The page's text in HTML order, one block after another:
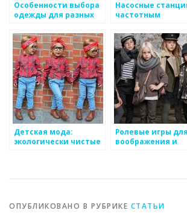
Особенности выбора
одежды для разных
Насосные
частотным
инновационные
решения для
комфорта и
эффективности
Детская мода:
экологически чистые
Ролевые игры для
воображения и
ОПУБЛИКОВАНО В РУБРИКЕ СТАТЬИ